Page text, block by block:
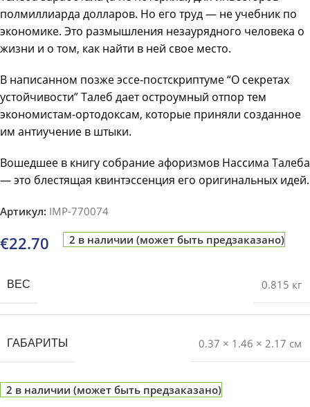
полмиллиарда долларов. Но его труд — не учебник по
экономике. Это размышления незаурядного человека о
жизни и о том, как найти в ней свое место.
В написанном позже эссе-постскриптуме “О секретах
устойчивости” Талеб дает остроумный отпор тем
экономистам-ортодоксам, которые приняли созданное
им антиучение в штыки.
Вошедшее в книгу собрание афоризмов Нассима Талеба
— это блестящая квинтэссенция его оригинальных идей.
Артикул: IMP-770074
€22.70 2 в наличии (может быть предзаказано)
ВЕС 0.815 кг
ГАБАРИТЫ 0.37 × 1.46 × 2.17 см
2 в наличии (может быть предзаказано)